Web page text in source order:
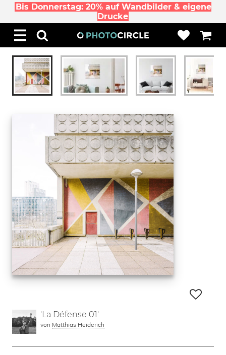
Bis Donnerstag: 20% auf Wandbilder & eigene
Drucke
'La Défense 01'
von Matthias Heiderich